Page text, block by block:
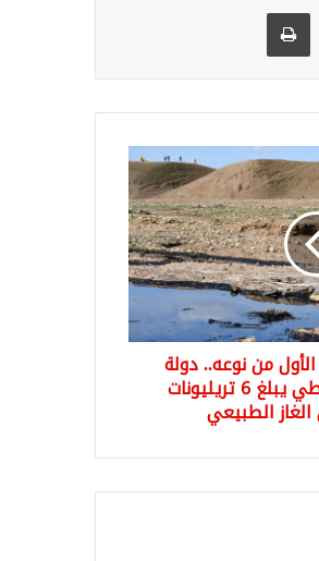
مشاركة عبر البريد طباعة
من نوعه.. دولة
تعلن اكتشاف احتياطي يبلغ 6 تريليونات
الطبيعي